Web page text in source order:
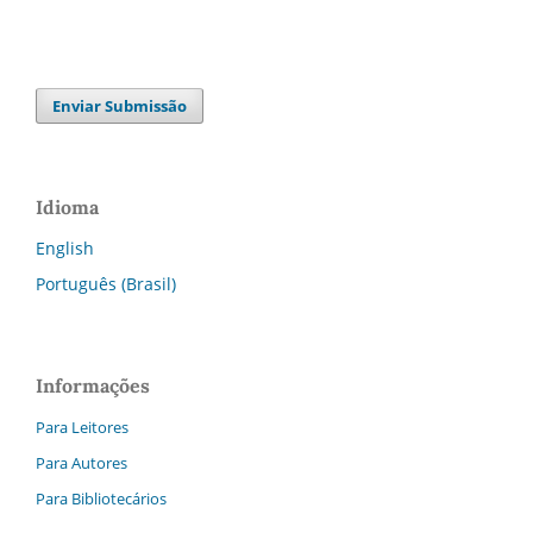
Enviar Submissão
Idioma
English
Português (Brasil)
Informações
Para Leitores
Para Autores
Para Bibliotecários